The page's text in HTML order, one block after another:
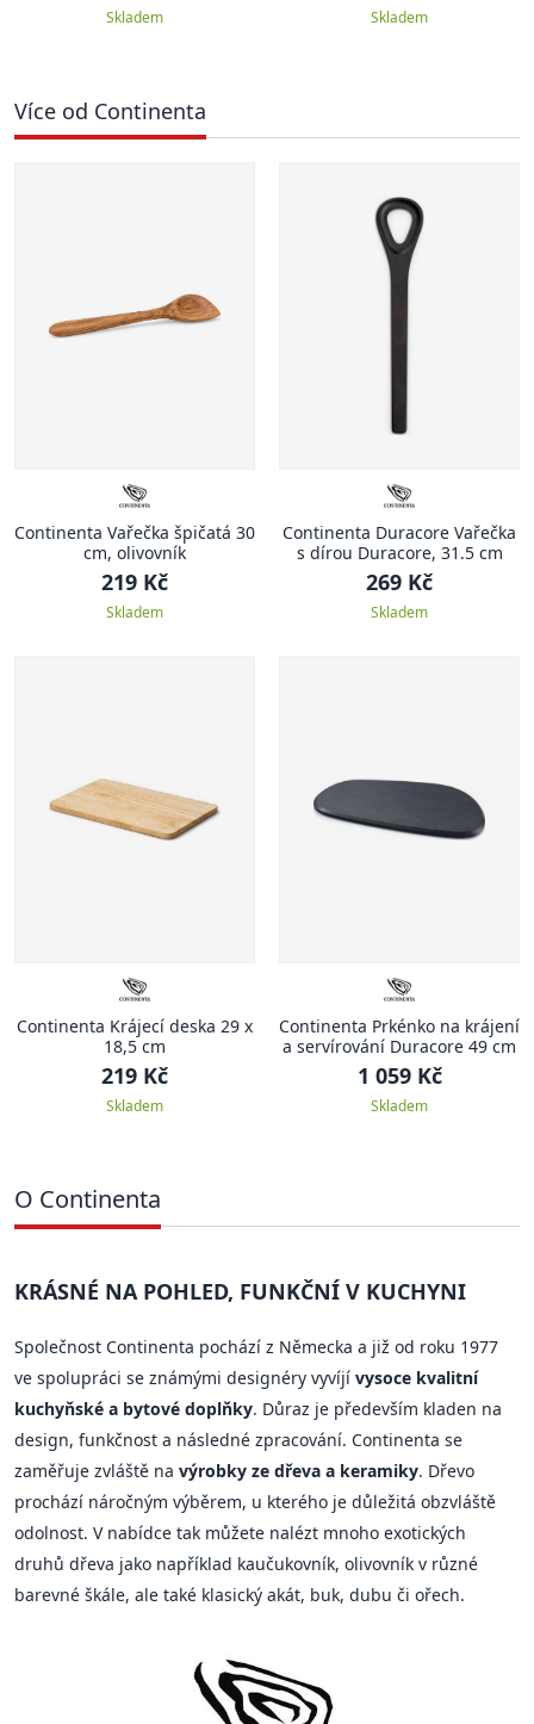
Skladem Skladem
Více od Continenta
Continenta Vařečka špičatá 30
cm, olivovník
219 Kč
Skladem
Continenta Duracore Vařečka
s dírou Duracore, 31.5 cm
269 Kč
Skladem
Continenta Krájecí deska 29 x
18,5 cm
219 Kč
Skladem
Continenta Prkénko na krájení
a servírování Duracore 49 cm
1 059 Kč
Skladem
O Continenta
KRÁSNÉ NA POHLED, FUNKČNÍ V KUCHYNI
Společnost Continenta pochází z Německa a již od roku 1977
ve spolupráci se známými designéry vyvíjí vysoce kvalitní
kuchyňské a bytové doplňky. Důraz je především kladen na
design, funkčnost a následné zpracování. Continenta se
zaměřuje zvláště na výrobky ze dřeva a keramiky. Dřevo
prochází náročným výběrem, u kterého je důležitá obzvláště
odolnost. V nabídce tak můžete nalézt mnoho exotických
druhů dřeva jako například kaučukovník, olivovník v různé
barevné škále, ale také klasický akát, buk, dubu či ořech.